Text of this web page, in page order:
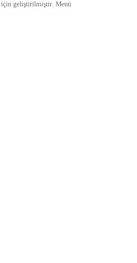
için geliştirilmiştir. Menü